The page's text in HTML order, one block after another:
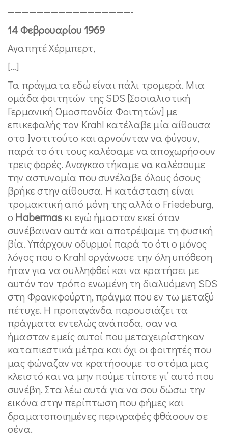
—————————————————-
14 Φεβρουαρίου 1969
Αγαπητέ Χέρμπερτ,
[…]
Τα πράγματα εδώ είναι πάλι τρομερά. Μια
ομάδα φοιτητών της SDS [Σοσιαλιστική
Γερμανική Ομοσπονδία Φοιτητών] με
επικεφαλής τον Krahl κατέλαβε μία αίθουσα
στο Ινστιτούτο και αρνούνταν να φύγουν,
παρά το ότι τους καλέσαμε να αποχωρήσουν
τρεις φορές. Αναγκαστήκαμε να καλέσουμε
την αστυνομία που συνέλαβε όλους όσους
βρήκε στην αίθουσα. Η κατάσταση είναι
τρομακτική από μόνη της αλλά ο Friedeburg,
ο Habermasκι εγώ ήμασταν εκεί όταν
συνέβαιναν αυτά και αποτρέψαμε τη φυσική
βία. Υπάρχουν οδυρμοί παρά το ότι ο μόνος
λόγος που ο Krahl οργάνωσε την όλη υπόθεση
ήταν για να συλληφθεί και να κρατήσει με
αυτόν τον τρόπο ενωμένη τη διαλυόμενη SDS
στη Φρανκφούρτη, πράγμα που εν τω μεταξύ
πέτυχε. Η προπαγάνδα παρουσιάζει τα
πράγματα εντελώς ανάποδα, σαν να
ήμασταν εμείς αυτοί που μεταχειρίστηκαν
καταπιεστικά μέτρα και όχι οι φοιτητές που
μας φώναζαν να κρατήσουμε το στόμα μας
κλειστό και να μην πούμε τίποτε γι’ αυτό που
συνέβη. Στα λέω αυτά για να σου δώσω την
εικόνα στην περίπτωση που φήμες και
δραματοποιημένες περιγραφές φθάσουν σε
σένα.